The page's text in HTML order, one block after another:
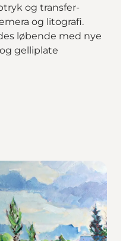
og transfer-
og litografi.
løbende med nye
gelliplate
on_map